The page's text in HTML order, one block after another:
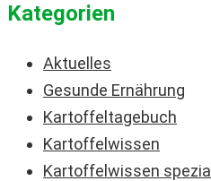
Kategorien
Aktuelles
Gesunde Ernährung
Kartoffeltagebuch
Kartoffelwissen
Kartoffelwissen spezial